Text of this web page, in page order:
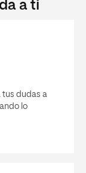
a ti
tus dudas a
lo